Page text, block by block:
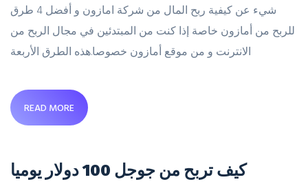
شيء عن كيفية ربح المال من شركة امازون و أفضل 4 طرق
للربح من أمازون خاصة إذا كنت من المبتدئين في مجال الربح من
الانترنت و من موقع أمازون خصوصا.هذه الطرق الأربعة
READ MORE
كيف تربح من جوجل 100 دولار يوميا